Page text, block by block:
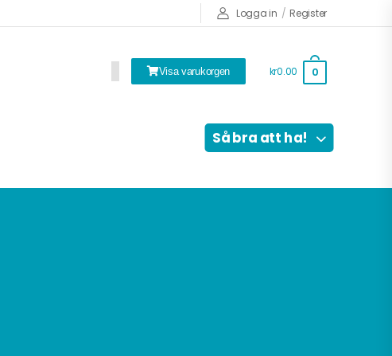
Logga in / Register
Visa varukorgen kr0.00 0
Så bra att ha!